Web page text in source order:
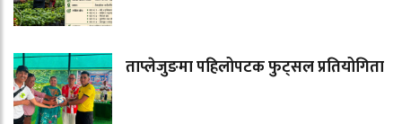
ताप्लेजुङमा पहिलोपटक फुट्सल प्रतियोगिता